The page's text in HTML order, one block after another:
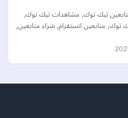
تيك توك, مشاهدات تيك توك,
توك, متابعين انستقرام, شراء متابعين,